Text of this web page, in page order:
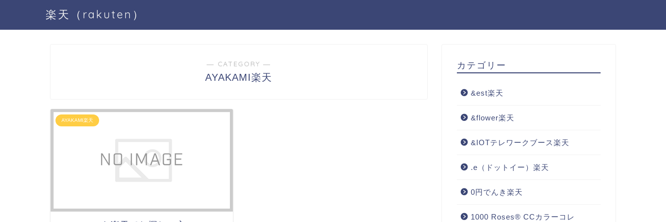
楽天（rakuten）
― CATEGORY ―
AYAKAMI楽天
AYAKAMI楽天
カテゴリー
&est楽天
&flower楽天
&IOTテレワークブース楽天
.e（ドットイー）楽天
0円でんき楽天
1000 Roses® CCカラーコレ